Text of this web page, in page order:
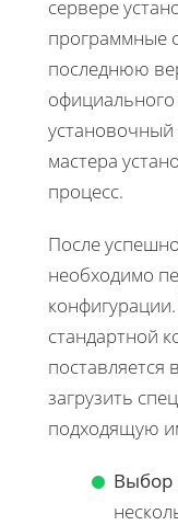
сервере
программные
последнюю
официального
установочный
мастера
процесс.
После
необходимо
стандартной
поставляется
загрузить
подходящую
Выбор